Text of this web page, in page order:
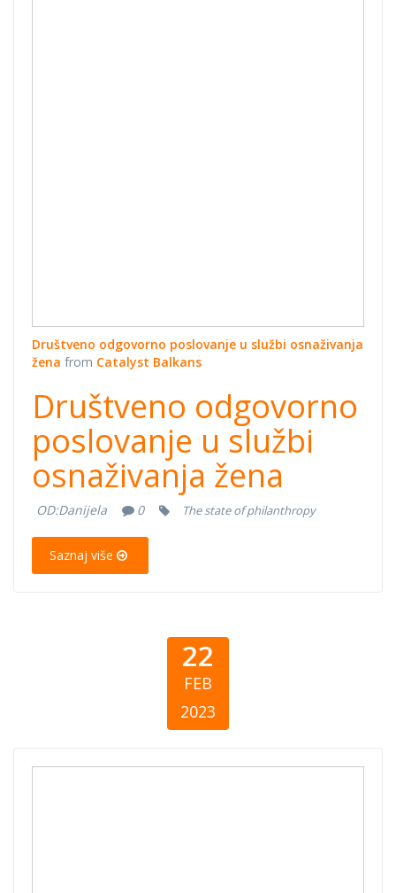
Društveno odgovorno poslovanje u službi osnaživanja
žena from Catalyst Balkans
Društveno odgovorno
poslovanje u službi
osnaživanja žena
OD:Danijela 0 The state of philanthropy
Saznaj više
22
FEB
2023